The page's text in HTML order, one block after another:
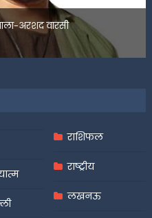
अरशद वारसी
राशिफल
राष्ट्रीय
लखनऊ